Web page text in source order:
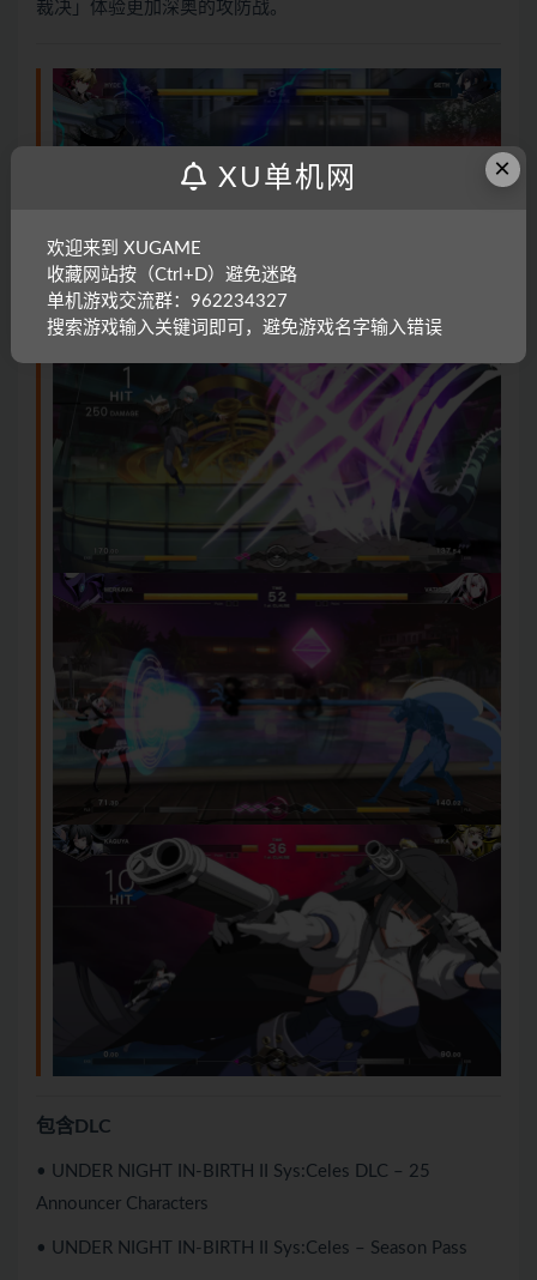
裁决」体验更加深奥的攻防战。
包含DLC
• UNDER NIGHT IN-BIRTH II Sys:Celes DLC – 25
Announcer Characters
• UNDER NIGHT IN-BIRTH II Sys:Celes – Season Pass
×
XU单机网
欢迎来到 XUGAME
收藏网站按（Ctrl+D）避免迷路
单机游戏交流群：962234327
搜索游戏输入关键词即可，避免游戏名字输入错误